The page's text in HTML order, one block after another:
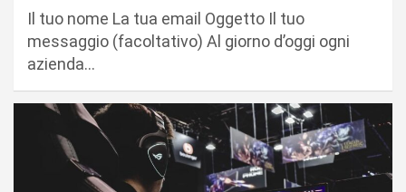
Il tuo nome La tua email Oggetto Il tuo
messaggio (facoltativo) Al giorno d’oggi ogni
azienda…